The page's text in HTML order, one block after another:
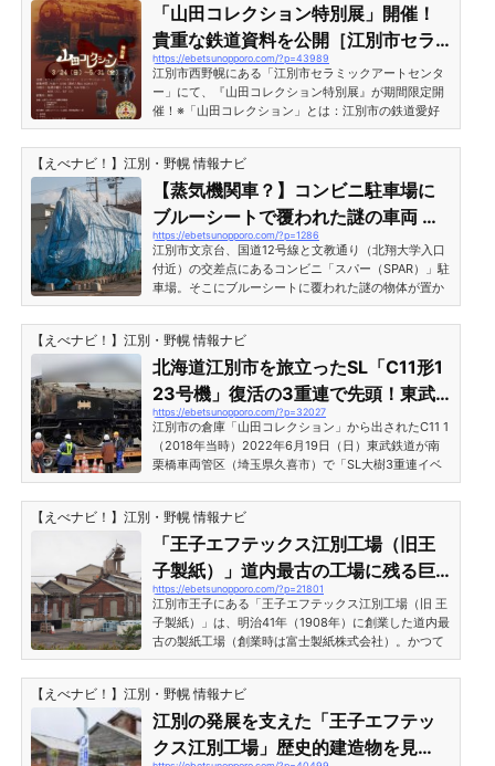
「山田コレクション特別展」開催！
貴重な鉄道資料を公開［江別市セラ
ミックアートセンター］
https://ebetsunopporo.com/?p=43989
江別市西野幌にある「江別市セラミックアートセンタ
ー」にて、『山田コレクション特別展』が期間限定開
催！※「山田コレクション」とは：江別市の鉄道愛好
家・山田健典氏（故人）が収集した十数両に及ぶ鉄道
車両や鉄道関連備品の総称。山田コレクションの一つ
だった「C11 1」は2018年に東武鉄道へ売却され、現
在C11形123号機として動態復元されました。貴重な鉄
道資料の数々「山田コレクション特別展」開催！［江
別市セラミックアートセンター］江別市西野幌にある
「セラミックアートセンター」。レンガや焼き物の歴
史が学べる施設です...
【えべナビ！】江別・野幌 情報ナビ
【蒸気機関車？】コンビニ駐車場に
ブルーシートで覆われた謎の車両 山
田コレクションとは？［北海道江別
市文京台（大麻地区）］
https://ebetsunopporo.com/?p=1286
江別市文京台、国道12号線と文教通り（北翔大学入口
付近）の交差点にあるコンビニ「スパー（SPAR）」駐
車場。そこにブルーシートに覆われた謎の物体が置か
れています。今回はこの謎の物体＝蒸気機関車につい
て追跡したいと思います。※2017年10月追記：蒸気機
関車が移動しました※2018年9月追記：山田コレクシ
ョン「C11 1」が東武鉄道へ売却されました※2021年7
月追記：山田コレクション全保存車両一覧を更新北海
道江別市文京台に放置された謎の蒸気機関車大きさや
形から見て、どう考えても蒸気機関車（SL）であるこ
とがうかがえます。な...
【えべナビ！】江別・野幌 情報ナビ
北海道江別市を旅立ったSL「C11形1
23号機」復活の3重連で先頭！東武
鉄道SL大樹
https://ebetsunopporo.com/?p=32027
江別市の倉庫「山田コレクション」から出されたC11 1
（2018年当時）2022年6月19日（日）東武鉄道が南
栗橋車両管区（埼玉県久喜市）で「SL大樹3重連イベ
ント」を開催しました。昭和のSL時代でも珍しかった
蒸気機関車の3重連走行。先頭を走ったのは復旧作業
が完了した「C11形123号機」でした。復活を遂げた
「C11 123」はかつて北海道江別市の倉庫・通称「山
田コレクション」で保存されていたSL「C11 1（当
時）」。2018年11月に東武鉄道へと旅立った蒸気機関
車です。東武鉄道SL大樹として華々しく走る姿が話題
となっています。北海道江別...
【えべナビ！】江別・野幌 情報ナビ
「王子エフテックス江別工場（旧王
子製紙）」道内最古の工場に残る巨
大レンガ建築
https://ebetsunopporo.com/?p=21801
江別市王子にある「王子エフテックス江別工場（旧 王
子製紙）」は、明治41年（1908年）に創業した道内最
古の製紙工場（創業時は富士製紙株式会社）。かつて
は王子専用線という引込線の鉄道も走っていた歴史あ
る工場ですが、工場裏側の石狩川沿いに進むとレンガ
造りの古い建築物が見えるとのことなので行ってまい
りました。「王子エフテックス江別工場（旧王子製
紙）」道内最古の工場に残る巨大レンガ建築王子エフ
テックス江別工場（江別市王子）裏側にある石狩川堤
【えべナビ！】江別・野幌 情報ナビ
江別の発展を支えた「王子エフテッ
クス江別工場」歴史的建造物を見